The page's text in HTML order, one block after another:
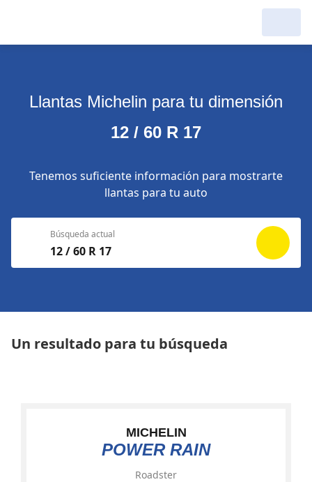
Llantas Michelin para tu dimensión
12 / 60 R 17
Tenemos suficiente información para mostrarte
llantas para tu auto
Búsqueda actual
12 / 60 R 17
Un resultado para tu búsqueda
MICHELIN
POWER RAIN
Roadster